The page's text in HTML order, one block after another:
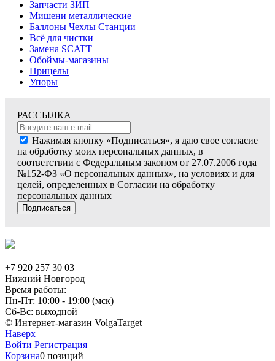
Запчасти ЗИП
Мишени металлические
Баллоны Чехлы Станции
Всё для чистки
Замена SCATT
Обоймы-магазины
Прицелы
Упоры
РАССЫЛКА
Нажимая кнопку «Подписаться», я даю свое согласие
на обработку моих персональных данных, в
соответствии с Федеральным законом от 27.07.2006 года
№152-ФЗ «О персональных данных», на условиях и для
целей, определенных в Согласии на обработку
персональных данных
Подписаться
+7 920 257 30 03
Нижний Новгород
Время работы:
Пн-Пт: 10:00 - 19:00 (мск)
Сб-Вс: выходной
© Интернет-магазин VolgaTarget
Наверх
Войти Регистрация
Корзина0 позиций